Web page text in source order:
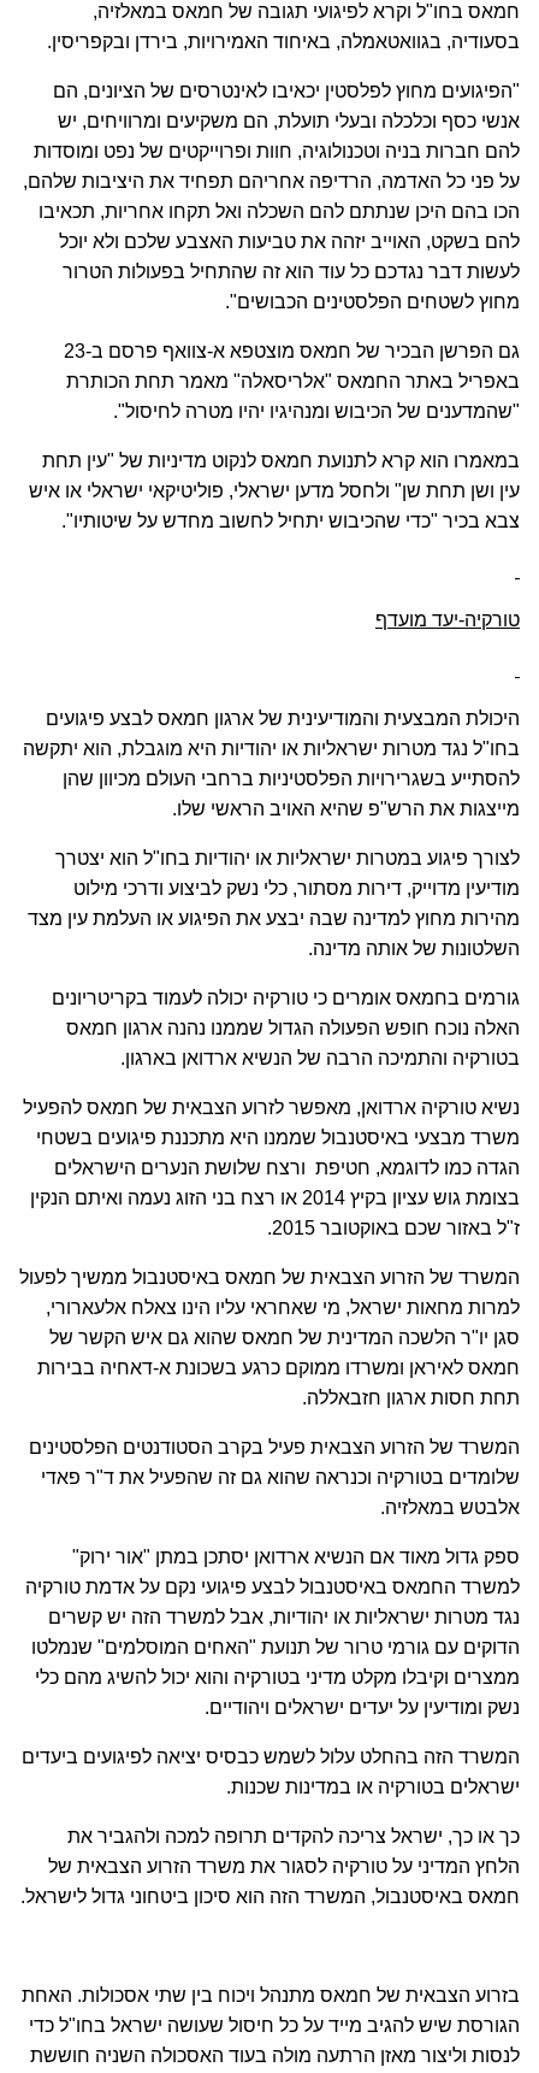
חמאס בחו"ל וקרא לפיגועי תגובה של חמאס במאלזיה,
בסעודיה, בגוואטאמלה, באיחוד האמירויות, בירדן ובקפריסין.
"הפיגועים מחוץ לפלסטין יכאיבו לאינטרסים של הציונים, הם
אנשי כסף וכלכלה ובעלי תועלת, הם משקיעים ומרוויחים, יש
להם חברות בניה וטכנולוגיה, חוות ופרוייקטים של נפט ומוסדות
על פני כל האדמה, הרדיפה אחריהם תפחיד את היציבות שלהם,
הכו בהם היכן שנתתם להם השכלה ואל תקחו אחריות, תכאיבו
להם בשקט, האוייב יזהה את טביעות האצבע שלכם ולא יוכל
לעשות דבר נגדכם כל עוד הוא זה שהתחיל בפעולות הטרור
מחוץ לשטחים הפלסטינים הכבושים".
גם הפרשן הבכיר של חמאס מוצטפא א-צוואף פרסם ב-23
באפריל באתר החמאס "אלריסאלה" מאמר תחת הכותרת
"שהמדענים של הכיבוש ומנהיגיו יהיו מטרה לחיסול".
במאמרו הוא קרא לתנועת חמאס לנקוט מדיניות של "עין תחת
עין ושן תחת שן" ולחסל מדען ישראלי, פוליטיקאי ישראלי או איש
צבא בכיר "כדי שהכיבוש יתחיל לחשוב מחדש על שיטותיו".
טורקיה-יעד מועדף
היכולת המבצעית והמודיעינית של ארגון חמאס לבצע פיגועים
בחו"ל נגד מטרות ישראליות או יהודיות היא מוגבלת, הוא יתקשה
להסתייע בשגרירויות הפלסטיניות ברחבי העולם מכיוון שהן
מייצגות את הרש"פ שהיא האויב הראשי שלו.
לצורך פיגוע במטרות ישראליות או יהודיות בחו"ל הוא יצטרך
מודיעין מדוייק, דירות מסתור, כלי נשק לביצוע ודרכי מילוט
מהירות מחוץ למדינה שבה יבצע את הפיגוע או העלמת עין מצד
השלטונות של אותה מדינה.
גורמים בחמאס אומרים כי טורקיה יכולה לעמוד בקריטריונים
האלה נוכח חופש הפעולה הגדול שממנו נהנה ארגון חמאס
בטורקיה והתמיכה הרבה של הנשיא ארדואן בארגון.
נשיא טורקיה ארדואן, מאפשר לזרוע הצבאית של חמאס להפעיל
משרד מבצעי באיסטנבול שממנו היא מתכננת פיגועים בשטחי
הגדה כמו לדוגמא, חטיפת ורצח שלושת הנערים הישראלים
בצומת גוש עציון בקיץ 2014 או רצח בני הזוג נעמה ואיתם הנקין
ז"ל באזור שכם באוקטובר 2015.
המשרד של הזרוע הצבאית של חמאס באיסטנבול ממשיך לפעול
למרות מחאות ישראל, מי שאחראי עליו הינו צאלח אלעארורי,
סגן יו"ר הלשכה המדינית של חמאס שהוא גם איש הקשר של
חמאס לאיראן ומשרדו ממוקם כרגע בשכונת א-דאחיה בבירות
תחת חסות ארגון חזבאללה.
המשרד של הזרוע הצבאית פעיל בקרב הסטודנטים הפלסטינים
שלומדים בטורקיה וכנראה שהוא גם זה שהפעיל את ד"ר פאדי
אלבטש במאלזיה.
ספק גדול מאוד אם הנשיא ארדואן יסתכן במתן "אור ירוק"
למשרד החמאס באיסטנבול לבצע פיגועי נקם על אדמת טורקיה
נגד מטרות ישראליות או יהודיות, אבל למשרד הזה יש קשרים
הדוקים עם גורמי טרור של תנועת "האחים המוסלמים" שנמלטו
ממצרים וקיבלו מקלט מדיני בטורקיה והוא יכול להשיג מהם כלי
נשק ומודיעין על יעדים ישראלים ויהודיים.
המשרד הזה בהחלט עלול לשמש כבסיס יציאה לפיגועים ביעדים
ישראלים בטורקיה או במדינות שכנות.
כך או כך, ישראל צריכה להקדים תרופה למכה ולהגביר את
הלחץ המדיני על טורקיה לסגור את משרד הזרוע הצבאית של
חמאס באיסטנבול, המשרד הזה הוא סיכון ביטחוני גדול לישראל.
בזרוע הצבאית של חמאס מתנהל ויכוח בין שתי אסכולות. האחת
הגורסת שיש להגיב מייד על כל חיסול שעושה ישראל בחו"ל כדי
לנסות וליצור מאזן הרתעה מולה בעוד האסכולה השניה חוששת